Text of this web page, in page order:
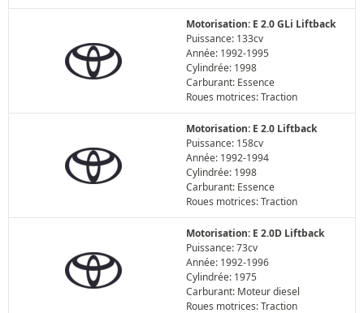
Motorisation: E 2.0 GLi Liftback
Puissance: 133cv
Année: 1992-1995
Cylindrée: 1998
Carburant: Essence
Roues motrices: Traction
Motorisation: E 2.0 Liftback
Puissance: 158cv
Année: 1992-1994
Cylindrée: 1998
Carburant: Essence
Roues motrices: Traction
Motorisation: E 2.0D Liftback
Puissance: 73cv
Année: 1992-1996
Cylindrée: 1975
Carburant: Moteur diesel
Roues motrices: Traction